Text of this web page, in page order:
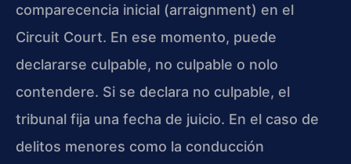
comparecencia inicial (arraignment) en el
Circuit Court. En ese momento, puede
declararse culpable, no culpable o nolo
contendere. Si se declara no culpable, el
tribunal fija una fecha de juicio. En el caso de
delitos menores como la conducción